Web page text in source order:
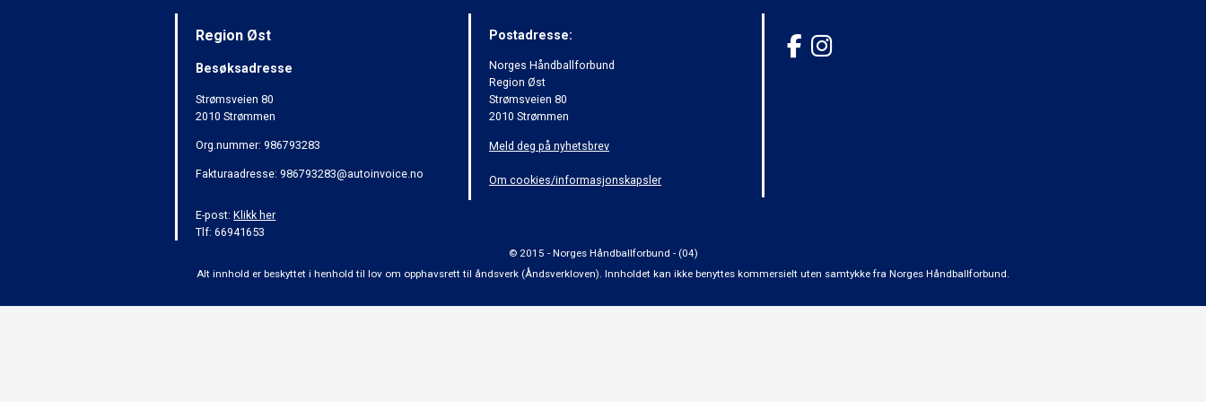
Region Øst
Besøksadresse
Strømsveien 80
2010 Strømmen
Org.nummer: 986793283
Fakturaadresse: 986793283@autoinvoice.no
E-post:Klikk her
Tlf: 66941653
Postadresse:
Norges Håndballforbund
Region Øst
Strømsveien 80
2010 Strømmen
Meld deg på nyhetsbrev
Om cookies/informasjonskapsler
© 2015 - Norges Håndballforbund - (04)
Alt innhold er beskyttet i henhold til lov om opphavsrett til åndsverk (Åndsverkloven). Innholdet kan ikke benyttes kommersielt uten samtykke fra Norges Håndballforbund.